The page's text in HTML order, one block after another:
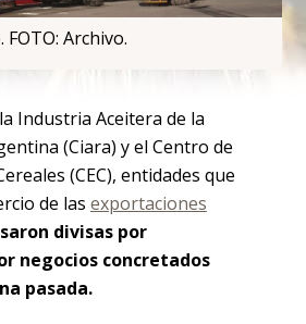
Archivo.
Industria Aceitera de la
(Ciara) y el Centro de
(CEC), entidades que
de las exportaciones
divisas por
negocios concretados
pasada.